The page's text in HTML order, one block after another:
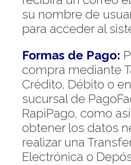
su nombre de
para acceder al
Formas de Pago:
compra mediante
Crédito, Débito o
sucursal de
RapiPago, como
obtener los datos
realizar una
Electrónica o